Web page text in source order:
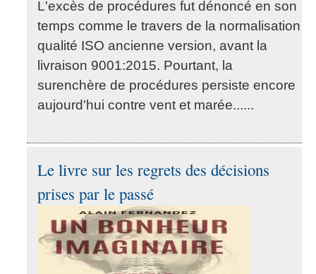
L'excès de procédures fut dénoncé en son
temps comme le travers de la normalisation
qualité ISO ancienne version, avant la
livraison 9001:2015. Pourtant, la
surenchère de procédures persiste encore
aujourd'hui contre vent et marée......
Le livre sur les regrets des décisions
prises par le passé